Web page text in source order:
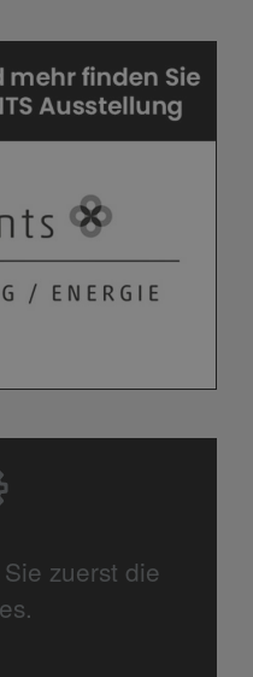
zuerst die